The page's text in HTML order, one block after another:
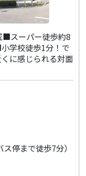
スーパー徒歩約8
学校徒歩1分！で
に感じられる対面
停まで徒歩7分）